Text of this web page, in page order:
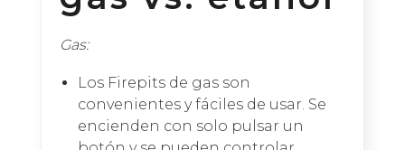
Gas:
Los Firepits de gas son
convenientes y fáciles de usar. Se
encienden con solo pulsar un